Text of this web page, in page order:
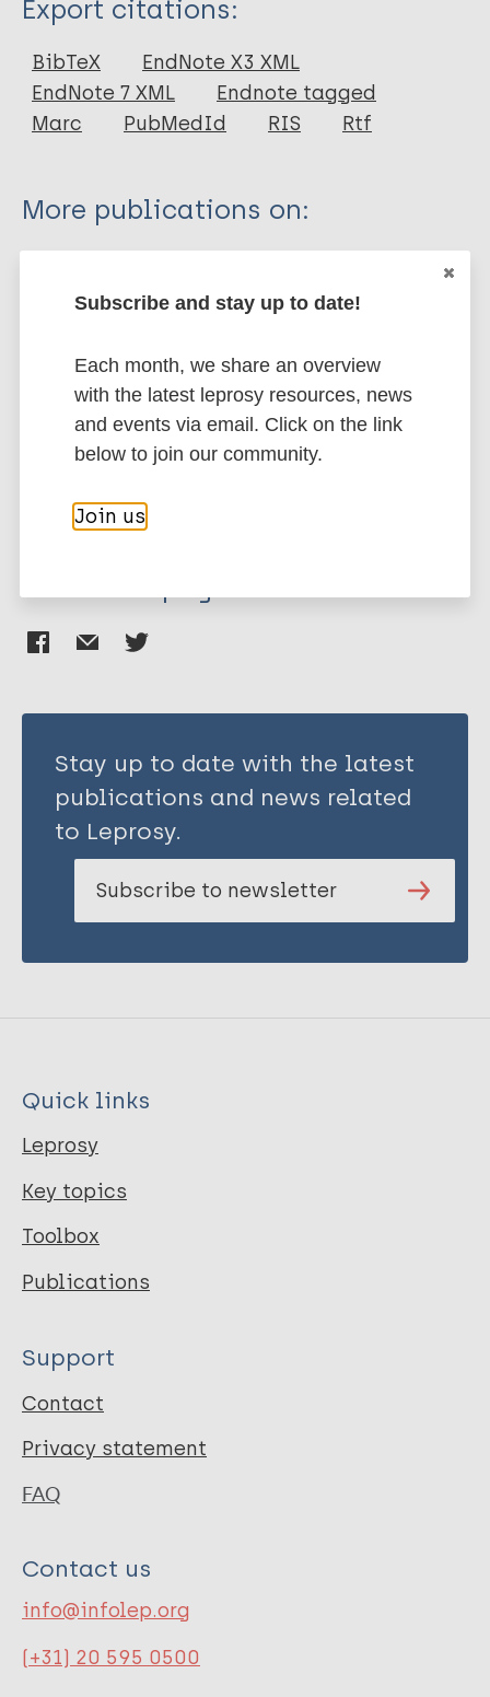
Journal Article
Author
Santi ALFC
Araújo AL
Almeida LM
Rodrigues WF
Export citations:
BibTeX
EndNote X3 XML
EndNote 7 XML
Endnote tagged
Marc
PubMedId RIS Rtf
More publications on:
Health & Development Public health
Health systems factors
Quality of life
Mental health
Stigma (leprosy related)
Stay up to date with the latest
publications and news related
to Leprosy.
Subscribe to newsletter
Quick links
Leprosy
Key topics
Toolbox
Publications
Support
Contact
Privacy statement
FAQ
Contact us
info@infolep.org
(+31) 20 595 0500
Subscribe and stay up to date!
Each month, we share an overview
with the latest leprosy resources, news
and events via email. Click on the link
below to join our community.
Join us